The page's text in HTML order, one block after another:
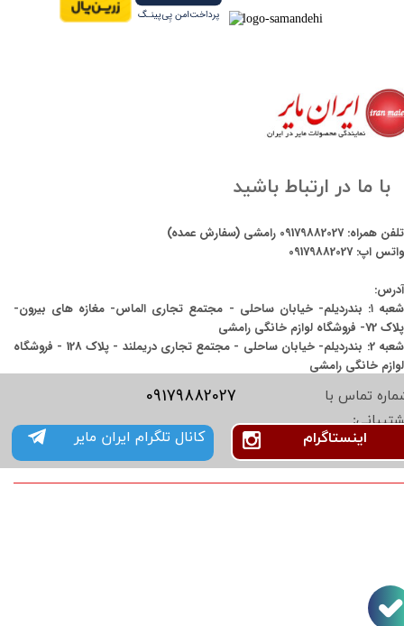
با ما در ارتباط باشید
تلفن همراه: 09179882027 رامشی (سفارش عمده)
واتس اپ: 09179882027
آدرس:
شعبه ۱: بندردیلم- خیابان ساحلی - مجتمع تجاری الماس- مغازه های بیرون-
پلاک 72- فروشگاه لوازم خانگی رامشی
شعبه 2: بندردیلم- خیابان ساحلی - مجتمع تجاری دریملند - پلاک 128 - فروشگاه
لوازم خانگی رامشی
تماس با
09179882027
کانال تلگرام ایران مایر اینستاگرام